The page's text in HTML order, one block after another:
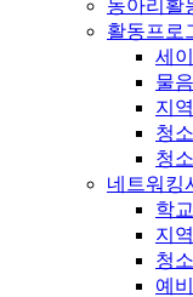
동아리활
활동프로
세
물
지
청
청
네트워킹
학
지
청
예